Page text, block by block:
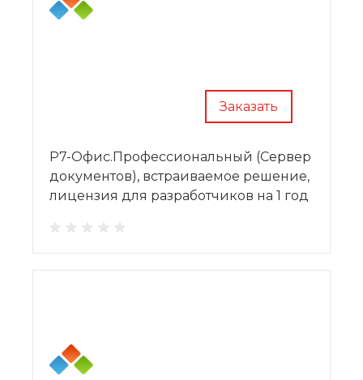
Заказать
Р7-Офис.Профессиональный (Сервер
документов), встраиваемое решение,
лицензия для разработчиков на 1 год